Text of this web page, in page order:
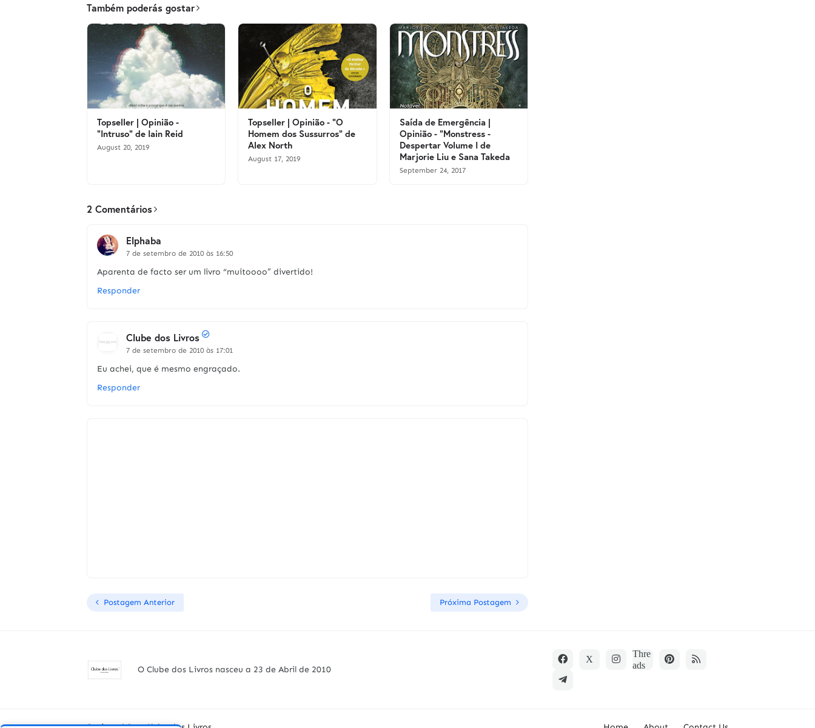
Também poderás gostar
Topseller | Opinião -
"Intruso" de Iain Reid
August 20, 2019
Topseller | Opinião - "O
Homem dos Sussurros" de
Alex North
August 17, 2019
Saída de Emergência |
Opinião - "Monstress -
Despertar Volume I de
Marjorie Liu e Sana Takeda
September 24, 2017
2 Comentários
Elphaba
7 de setembro de 2010 às 16:50
Aparenta de facto ser um livro “muitoooo” divertido!
Responder
Clube dos Livros
7 de setembro de 2010 às 17:01
Eu achei, que é mesmo engraçado.
Responder
Postagem Anterior Próxima Postagem
O Clube dos Livros nasceu a 23 de Abril de 2010